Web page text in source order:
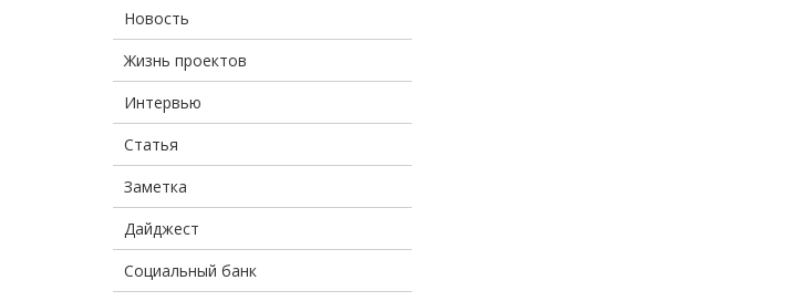
Новость
Жизнь проектов
Интервью
Статья
Заметка
Дайджест
Социальный банк